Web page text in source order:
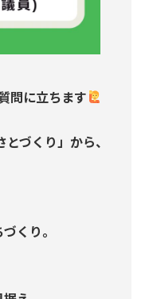
問に立ちます
づくり」から、
くり。